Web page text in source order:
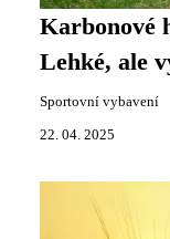
Karbonové
Lehké, ale
Sportovní vybavení
22. 04. 2025